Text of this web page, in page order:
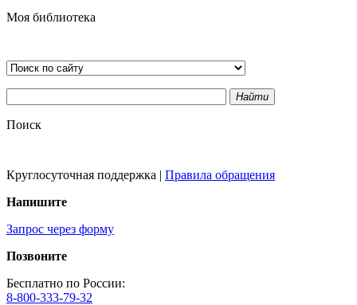
Моя библиотека
Найти
Поиск
Круглосуточная поддержка | Правила обращения
Напишите
Запрос через форму
Позвоните
Бесплатно по России:
8-800-333-79-32